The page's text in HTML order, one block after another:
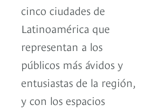
cinco ciudades de
Latinoamérica que
representan a los
públicos más ávidos y
entusiastas de la región,
y con los espacios